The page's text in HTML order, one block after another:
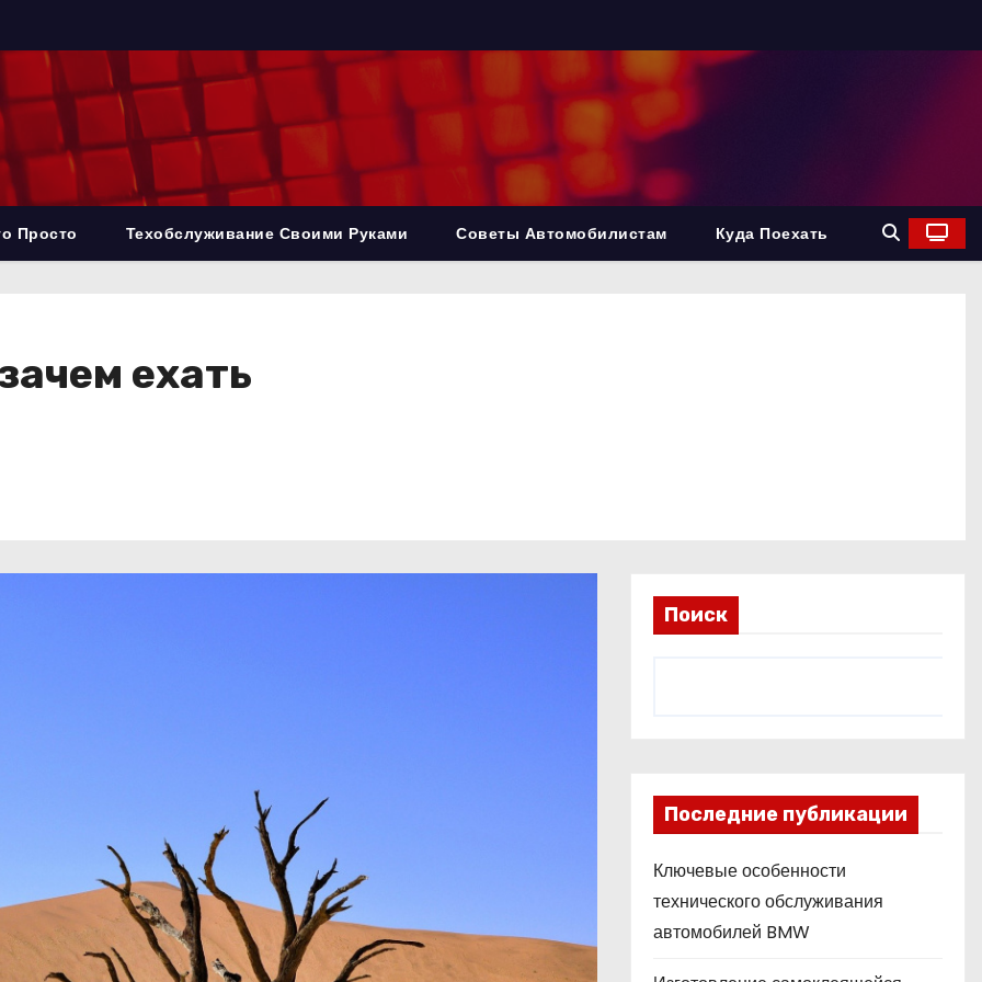
Просто Техобслуживание Своими Руками Советы Автомобилистам Куда Поехать
ехать
Поиск
Последние публикации
Ключевые особенности
технического обслуживания
автомобилей BMW